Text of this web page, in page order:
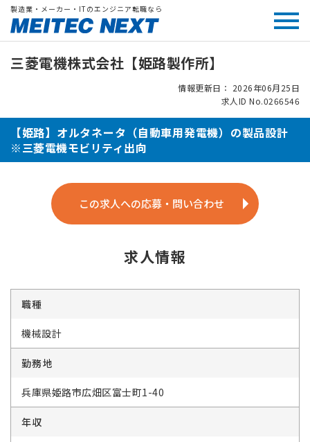
製造業・メーカー・ITのエンジニア転職なら
三菱電機株式会社【姫路製作所】
情報更新日： 2026年06月25日
求人ID No.0266546
【姫路】オルタネータ（自動車用発電機）の製品設計
※三菱電機モビリティ出向
この求人への応募・問い合わせ
求人情報
職種
機械設計
勤務地
兵庫県姫路市広畑区富士町1-40
年収